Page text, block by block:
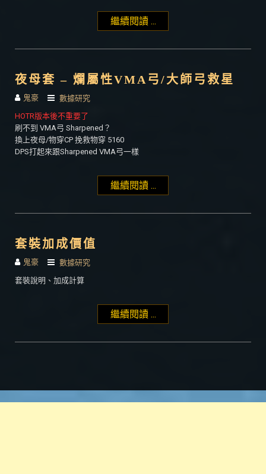
繼續閱讀 ...
夜母套 – 爛屬性VMA弓/大師弓救星
鬼豪
數據研究
HOTR版本後不重要了
刷不到 VMA弓 Sharpened？
換上夜母/物穿CP 挽救物穿 5160
DPS打起來跟Sharpened VMA弓一樣
繼續閱讀 ...
套裝加成價值
鬼豪
數據研究
套裝說明、加成計算
繼續閱讀 ...